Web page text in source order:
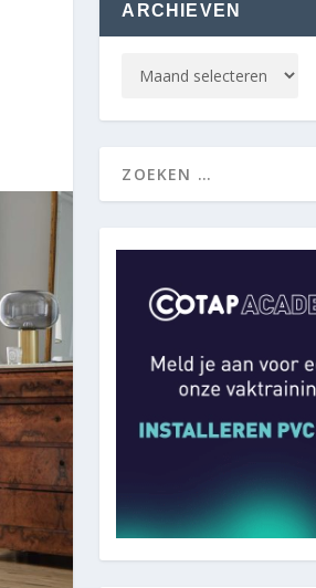
ARCHIEVEN